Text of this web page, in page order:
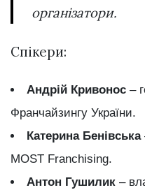
організатори.
Спікери:
Андрій Кривонос–
Франчайзингу України.
Катерина Бенівська
MOST Franchising.
Антон Гушилик–